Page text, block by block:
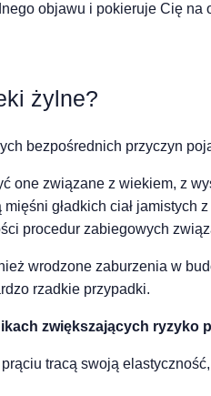
objawu i pokieruje Cię na
żylne?
bezpośrednich przyczyn
one związane z wiekiem, z
mięśni gładkich ciał jamistych
procedur zabiegowych
wrodzone zaburzenia w
rzadkie przypadki.
zwiększających ryzyko
tracą swoją